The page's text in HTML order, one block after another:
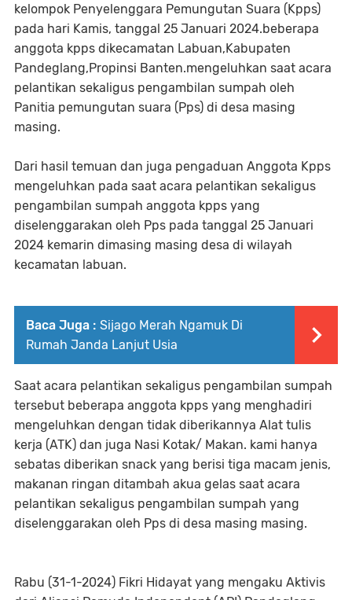
kelompok Penyelenggara Pemungutan Suara (Kpps)
pada hari Kamis, tanggal 25 Januari 2024.beberapa
anggota kpps dikecamatan Labuan,Kabupaten
Pandeglang,Propinsi Banten.mengeluhkan saat acara
pelantikan sekaligus pengambilan sumpah oleh
Panitia pemungutan suara (Pps) di desa masing
masing.
Dari hasil temuan dan juga pengaduan Anggota Kpps
mengeluhkan pada saat acara pelantikan sekaligus
pengambilan sumpah anggota kpps yang
diselenggarakan oleh Pps pada tanggal 25 Januari
2024 kemarin dimasing masing desa di wilayah
kecamatan labuan.
Baca Juga : Sijago Merah Ngamuk Di
Rumah Janda Lanjut Usia
Saat acara pelantikan sekaligus pengambilan sumpah
tersebut beberapa anggota kpps yang menghadiri
mengeluhkan dengan tidak diberikannya Alat tulis
kerja (ATK) dan juga Nasi Kotak/ Makan. kami hanya
sebatas diberikan snack yang berisi tiga macam jenis,
makanan ringan ditambah akua gelas saat acara
pelantikan sekaligus pengambilan sumpah yang
diselenggarakan oleh Pps di desa masing masing.
Rabu (31-1-2024) Fikri Hidayat yang mengaku Aktivis